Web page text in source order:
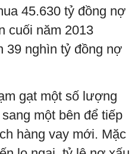
45.630 tỷ đồng nợ
cuối năm 2013
39 nghìn tỷ đồng nợ
gạt một số lượng
một bên để tiếp
hàng vay mới. Mặc